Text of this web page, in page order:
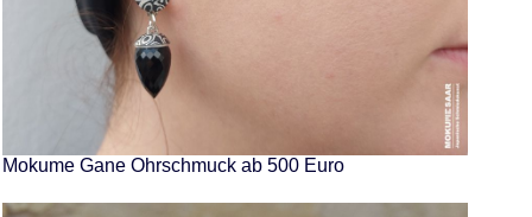
Mokume Gane Ohrschmuck ab 500 Euro